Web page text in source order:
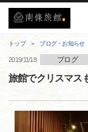
トップ ブログ・お知らせ
2019/11/18 ブログ
旅館でクリスマス